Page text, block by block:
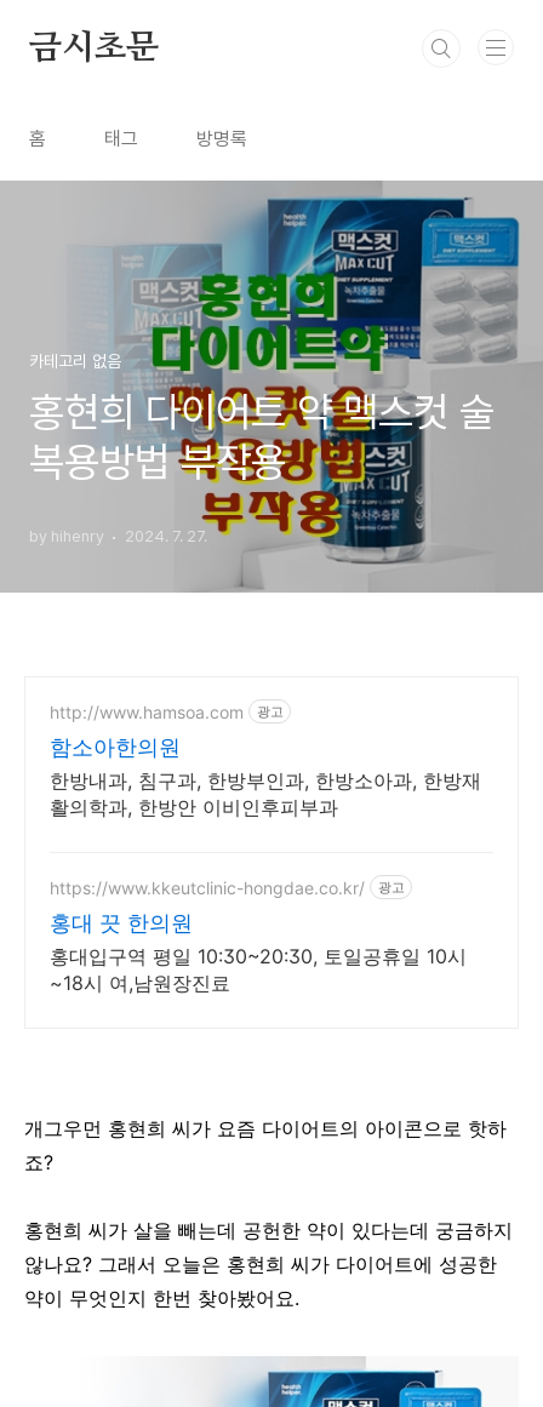
금시초문
홈 태그 방명록
카테고리 없음
홍현희 다이어트 약 맥스컷 술
복용방법 부작용
by hihenry 2024. 7. 27.
http://www.hamsoa.com 광고
함소아한의원
한방내과, 침구과, 한방부인과, 한방소아과, 한방재
활의학과, 한방안 이비인후피부과
https://www.kkeutclinic-hongdae.co.kr/ 광고
홍대 끗 한의원
홍대입구역 평일 10:30~20:30, 토일공휴일 10시
~18시 여,남원장진료
개그우먼 홍현희 씨가 요즘 다이어트의 아이콘으로 핫하
죠?
홍현희 씨가 살을 빼는데 공헌한 약이 있다는데 궁금하지
않나요? 그래서 오늘은 홍현희 씨가 다이어트에 성공한
약이 무엇인지 한번 찾아봤어요.